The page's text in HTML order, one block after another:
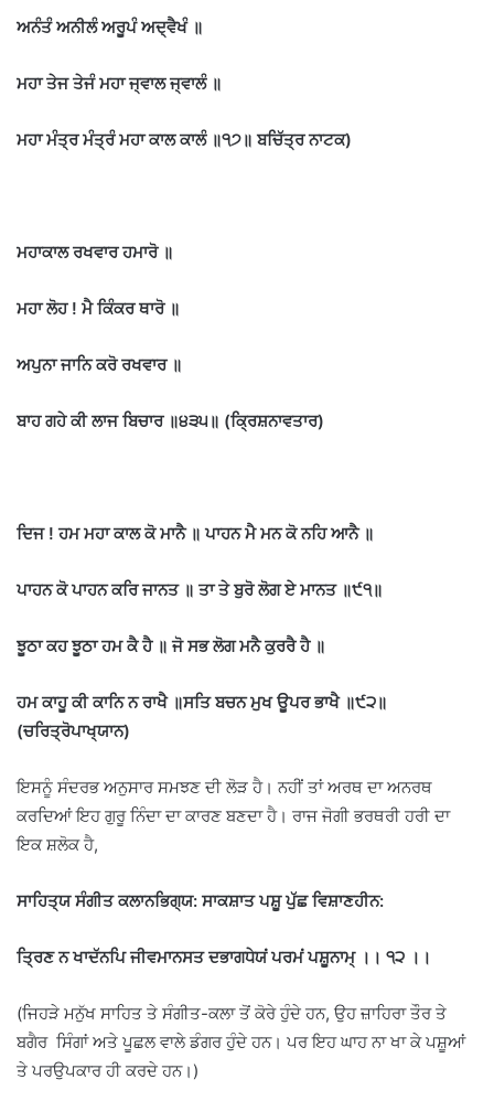
ਅਨੰਤੰ ਅਨੀਲੰ ਅਰੂਪੰ ਅਦ੍ਵੈਖੰ ॥
ਮਹਾ ਤੇਜ ਤੇਜੰ ਮਹਾ ਜ੍ਵਾਲ ਜ੍ਵਾਲੰ ॥
ਮਹਾ ਮੰਤ੍ਰ ਮੰਤ੍ਰੰ ਮਹਾ ਕਾਲ ਕਾਲੰ ॥੧੭॥ ਬਚਿੱਤ੍ਰ ਨਾਟਕ)
ਮਹਾਕਾਲ ਰਖਵਾਰ ਹਮਾਰੋ ॥
ਮਹਾ ਲੋਹ ! ਮੈ ਕਿੰਕਰ ਥਾਰੋ ॥
ਅਪੁਨਾ ਜਾਨਿ ਕਰੋ ਰਖਵਾਰ ॥
ਬਾਹ ਗਹੇ ਕੀ ਲਾਜ ਬਿਚਾਰ ॥੪੩੫॥ (ਕ੍ਰਿਸ਼ਨਾਵਤਾਰ)
ਦਿਜ ! ਹਮ ਮਹਾ ਕਾਲ ਕੋ ਮਾਨੈ ॥ ਪਾਹਨ ਮੈ ਮਨ ਕੋ ਨਹਿ ਆਨੈ ॥
ਪਾਹਨ ਕੋ ਪਾਹਨ ਕਰਿ ਜਾਨਤ ॥ ਤਾ ਤੇ ਬੁਰੋ ਲੋਗ ਏ ਮਾਨਤ ॥੯੧॥
ਝੂਠਾ ਕਹ ਝੂਠਾ ਹਮ ਕੈ ਹੈ ॥ ਜੋ ਸਭ ਲੋਗ ਮਨੈ ਕੁਰਰੈ ਹੈ ॥
ਹਮ ਕਾਹੂ ਕੀ ਕਾਨਿ ਨ ਰਾਖੈ ॥ਸਤਿ ਬਚਨ ਮੁਖ ਊਪਰ ਭਾਖੈ ॥੯੨॥
(ਚਰਿਤ੍ਰੋਪਾਖ੍ਯਾਨ)
ਇਸਨੂੰ ਸੰਦਰਭ ਅਨੁਸਾਰ ਸਮਝਣ ਦੀ ਲੋੜ ਹੈ। ਨਹੀਂ ਤਾਂ ਅਰਥ ਦਾ ਅਨਰਥ
ਕਰਦਿਆਂ ਇਹ ਗੁਰੂ ਨਿੰਦਾ ਦਾ ਕਾਰਣ ਬਣਦਾ ਹੈ। ਰਾਜ ਜੋਗੀ ਭਰਥਰੀ ਹਰੀ ਦਾ
ਇਕ ਸ਼ਲੋਕ ਹੈ,
ਸਾਹਿਤ੍ਯ ਸੰਗੀਤ ਕਲਾਨਭਿਗ੍ਯ: ਸਾਕਸ਼ਾਤ ਪਸ਼ੂ ਪੁੱਛ ਵਿਸ਼ਾਣਹੀਨ:
ਤ੍ਰਿਣ ਨ ਖਾਦੱਨਪਿ ਜੀਵਮਾਨਸਤ ਦਭਾਗਧੇਯਂ ਪਰਮਂ ਪਸ਼ੂਨਾਮ੍ ।। ੧੨ ।।
(ਜਿਹੜੇ ਮਨੁੱਖ ਸਾਹਿਤ ਤੇ ਸੰਗੀਤ-ਕਲਾ ਤੋਂ ਕੋਰੇ ਹੁੰਦੇ ਹਨ, ਉਹ ਜ਼ਾਹਿਰਾ ਤੌਰ ਤੇ
ਬਗੈਰ ਸਿੰਗਾਂ ਅਤੇ ਪੂਛਲ ਵਾਲੇ ਡੰਗਰ ਹੁੰਦੇ ਹਨ। ਪਰ ਇਹ ਘਾਹ ਨਾ ਖਾ ਕੇ ਪਸ਼ੂਆਂ
ਤੇ ਪਰਉਪਕਾਰ ਹੀ ਕਰਦੇ ਹਨ।)